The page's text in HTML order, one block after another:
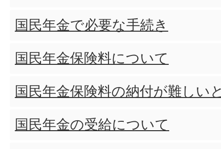
国民年金で必要な手続き
国民年金保険料について
国民年金保険料の納付が難しい
国民年金の受給について